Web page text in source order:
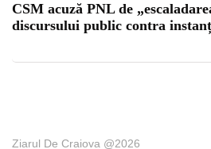
CSM acuză PNL de
discursului public contra
Ziarul De Craiova @2026